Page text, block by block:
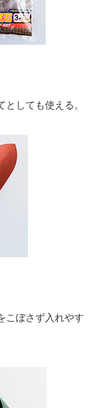
しても使える。
こぼさず入れやす